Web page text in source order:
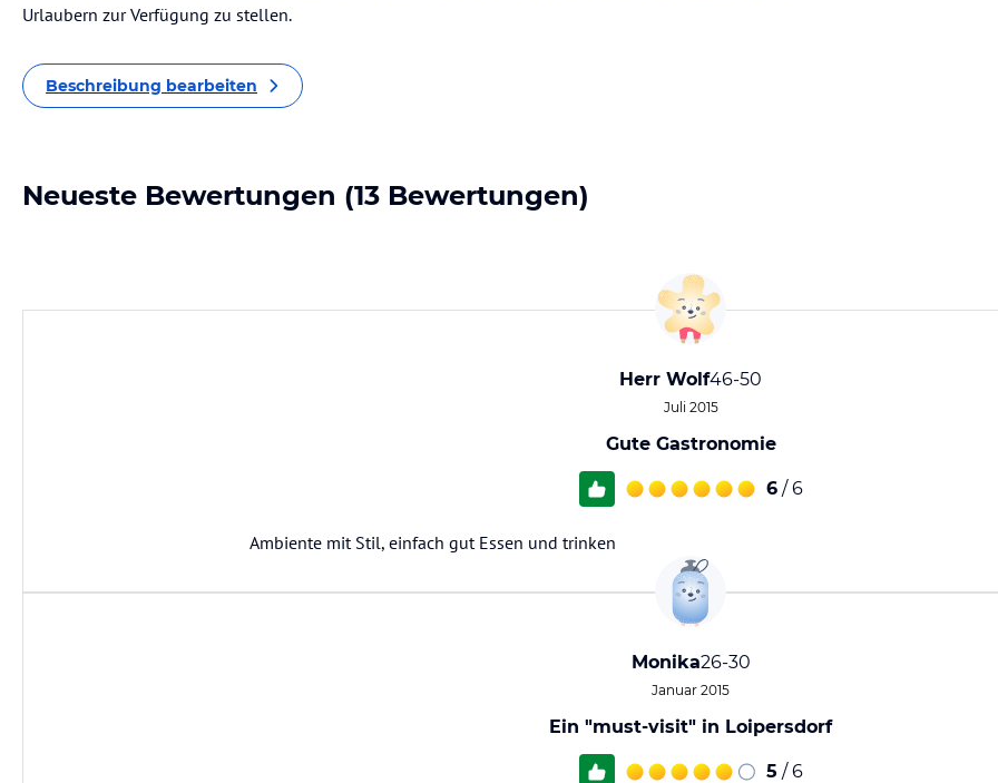
Urlaubern zur Verfügung zu stellen.
Beschreibung bearbeiten
Neueste Bewertungen (13 Bewertungen)
Herr Wolf46-50
Juli 2015
Gute Gastronomie
6 / 6
Ambiente mit Stil, einfach gut Essen und trinken
Monika26-30
Januar 2015
Ein "must-visit" in Loipersdorf
5 / 6